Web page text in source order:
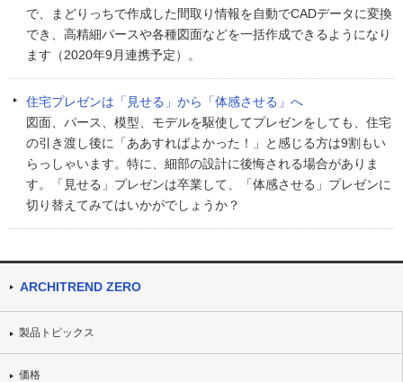
で、まどりっちで作成した間取り情報を自動でCADデータに変換
でき、高精細パースや各種図面などを一括作成できるようになり
ます（2020年9月連携予定）。
住宅プレゼンは「見せる」から「体感させる」へ
図面、パース、模型、モデルを駆使してプレゼンをしても、住宅
の引き渡し後に「ああすればよかった！」と感じる方は9割もい
らっしゃいます。特に、細部の設計に後悔される場合がありま
す。「見せる」プレゼンは卒業して、「体感させる」プレゼンに
切り替えてみてはいかがでしょうか？
ARCHITREND ZERO
製品トピックス
価格